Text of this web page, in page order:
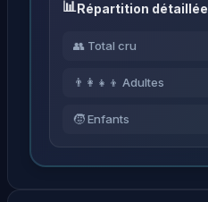
Répartition détaillée
👥 Total cru
👨‍👩‍👧‍👦 Adultes
🧒 Enfants